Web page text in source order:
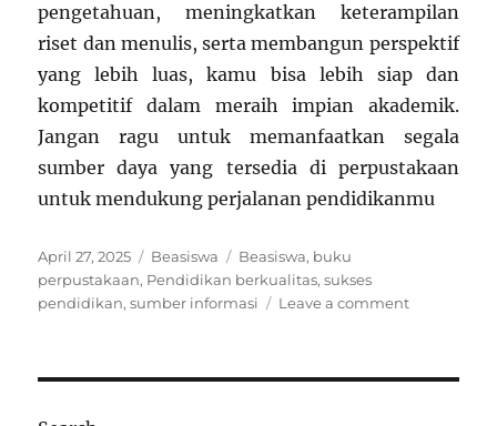
pengetahuan, meningkatkan keterampilan
riset dan menulis, serta membangun perspektif
yang lebih luas, kamu bisa lebih siap dan
kompetitif dalam meraih impian akademik.
Jangan ragu untuk memanfaatkan segala
sumber daya yang tersedia di perpustakaan
untuk mendukung perjalanan pendidikanmu
Posted
on
April 27, 2025 Categories
Beasiswa Tags
Beasiswa, buku
perpustakaan, Pendidikan berkualitas,sukses
pendidikan,sumber informasi Leave a commenton